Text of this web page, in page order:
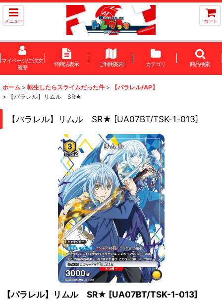
メニュー カート
マイページ/ご注文
履歴
特商法表示 ご利用案内 カテゴリ 商品検索
ホーム > 転生したらスライムだった件 >
【パラレル/AP】
>
【パラレル】リムル SR★
【パラレル】リムル SR★ [UA07BT/TSK-1-013]
【パラレル】リムル SR★ [UA07BT/TSK-1-013]